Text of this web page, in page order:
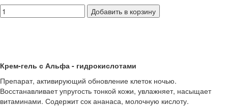
Добавить в корзину
Крем-гель с Альфа - гидрокислотами
Препарат, активирующий обновление клеток ночью.
Восстанавливает упругость тонкой кожи, увлажняет, насыщает
витаминами. Содержит сок ананаса, молочную кислоту.